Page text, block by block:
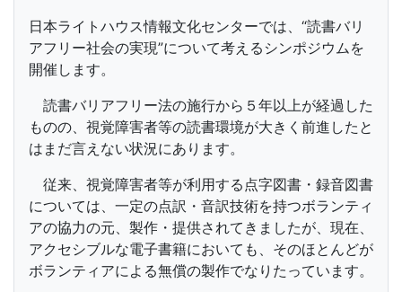
日本ライトハウス情報文化センターでは、“読書バリ
アフリー社会の実現”について考えるシンポジウムを
開催します。
読書バリアフリー法の施行から５年以上が経過した
ものの、視覚障害者等の読書環境が大きく前進したと
はまだ言えない状況にあります。
従来、視覚障害者等が利用する点字図書・録音図書
については、一定の点訳・音訳技術を持つボランティ
アの協力の元、製作・提供されてきましたが、現在、
アクセシブルな電子書籍においても、そのほとんどが
ボランティアによる無償の製作でなりたっています。